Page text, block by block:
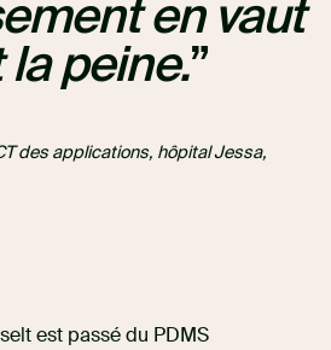
en vaut
peine.
des applications, hôpital Jessa,
est passé du PDMS